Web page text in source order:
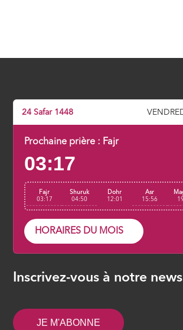
24 Safar 1448
Prochaine prière : Fajr
03:17
Fajr
03:17
Shuruk
04:50
Dohr
12:01
Asr
15:56
HORAIRES DU MOIS
Inscrivez-vous à notre
JE M'ABONNE